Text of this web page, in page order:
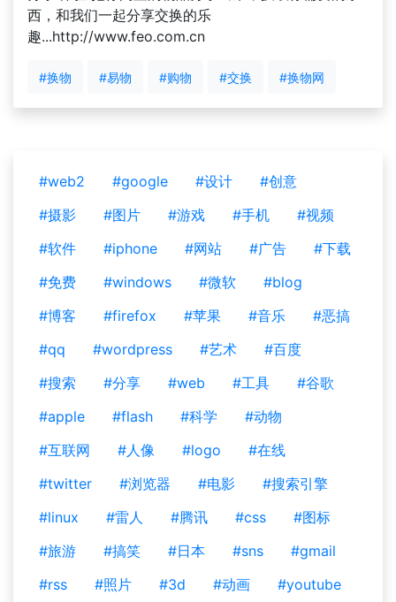
西，和我们一起分享交换的乐
趣...http://www.feo.com.cn
#换物 #易物 #购物 #交换 #换物网
#web2 #google #设计
#创意
#摄影
#图片 #游戏 #手机
#视频
#软件
#iphone #网站 #广告
#下载
#免费
#windows #微软
#blog
#博客
#firefox #苹果 #音乐
#恶搞
#qq
#wordpress #艺术
#百度
#搜索
#分享 #web #工具
#谷歌
#apple
#flash #科学
#动物
#互联网
#人像 #logo
#在线
#twitter
#浏览器 #电影
#搜索引擎
#linux
#雷人 #腾讯 #css
#图标
#旅游
#搞笑 #日本 #sns
#gmail
#rss
#照片 #3d #动画
#youtube